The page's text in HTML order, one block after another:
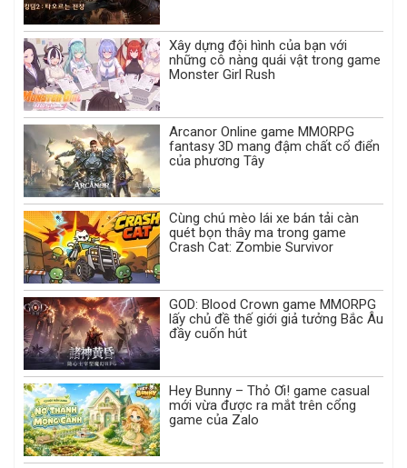
Xây dựng đội hình của bạn với
những cô nàng quái vật trong game
Monster Girl Rush
Arcanor Online game MMORPG
fantasy 3D mang đậm chất cổ điển
của phương Tây
Cùng chú mèo lái xe bán tải càn
quét bọn thây ma trong game
Crash Cat: Zombie Survivor
GOD: Blood Crown game MMORPG
lấy chủ đề thế giới giả tưởng Bắc Âu
đầy cuốn hút
Hey Bunny – Thỏ Ơi! game casual
mới vừa được ra mắt trên cổng
game của Zalo